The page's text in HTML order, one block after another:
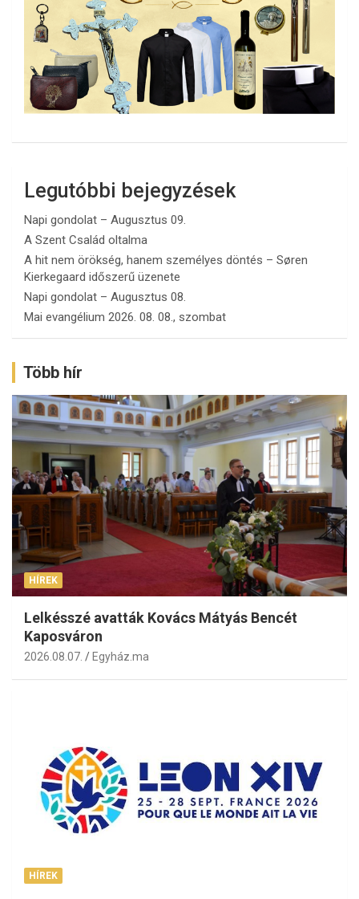
Legutóbbi bejegyzések
Napi gondolat – Augusztus 09.
A Szent Család oltalma
A hit nem örökség, hanem személyes döntés – Søren
Kierkegaard időszerű üzenete
Napi gondolat – Augusztus 08.
Mai evangélium 2026. 08. 08., szombat
Több hír
HÍREK
Lelkésszé avatták Kovács Mátyás Bencét
Kaposváron
2026.08.07. Egyház.ma
HÍREK